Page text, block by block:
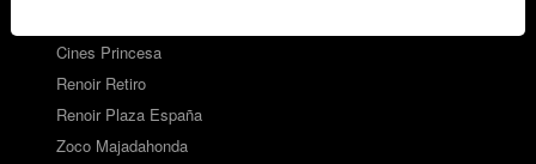
Cines Princesa
Renoir Retiro
Renoir Plaza España
Zoco Majadahonda